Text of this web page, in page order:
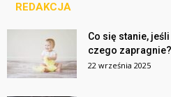
REDAKCJA
Co się stanie,
czego zapragnie?
22 września 2025